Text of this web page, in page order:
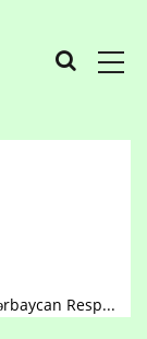
Resp...